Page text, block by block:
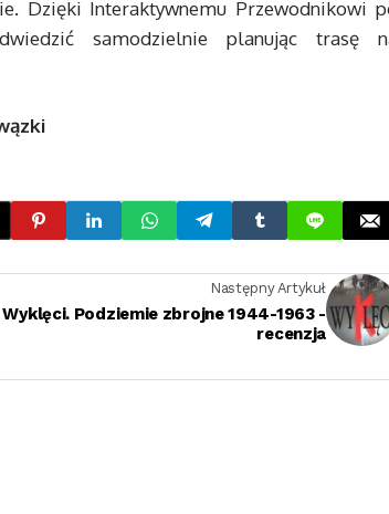
Dzięki Interaktywnemu Przewodnikowi
samodzielnie planując trasę
Następny Artykuł
Wyklęci. Podziemie zbrojne 1944-1963 -
recenzja